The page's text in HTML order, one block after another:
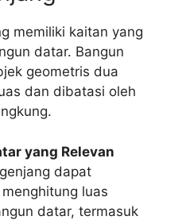
memiliki kaitan yang
datar. Bangun
geometris dua
dan dibatasi oleh
yang Relevan
dapat
luas
datar, termasuk